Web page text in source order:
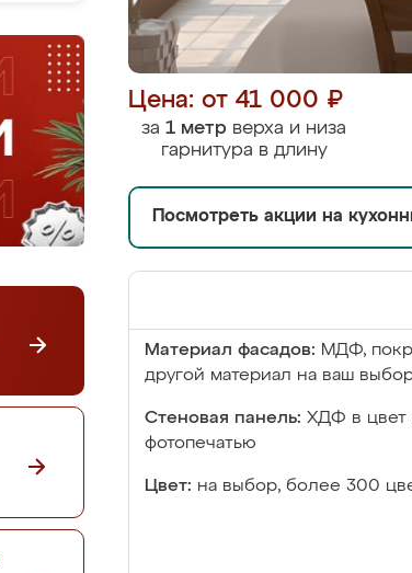
Цена: от 41 000 ₽
за 1 метр верха и низа
гарнитура в длину
Посмотреть акции на
Материал фасадов: МДФ,
другой материал на ваш
Стеновая панель: ХДФ в цвет
фотопечатью
Цвет: на выбор, более 300